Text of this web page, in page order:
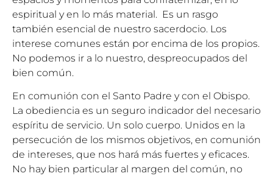
espiritual y en lo más material. Es un rasgo
también esencial de nuestro sacerdocio. Los
interese comunes están por encima de los propios.
No podemos ir a lo nuestro, despreocupados del
bien común.
En comunión con el Santo Padre y con el Obispo.
La obediencia es un seguro indicador del necesario
espíritu de servicio. Un solo cuerpo. Unidos en la
persecución de los mismos objetivos, en comunión
de intereses, que nos hará más fuertes y eficaces.
No hay bien particular al margen del común, no